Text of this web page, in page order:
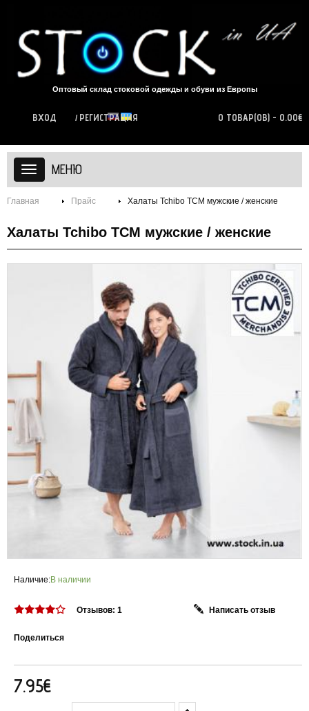
Оптовый склад стоковой одежды и обуви из Европы
0 ТОВАР(ОВ) - 0.00€
ВХОД РЕГИСТРАЦИЯ
МЕНЮ
Главная Прайс Халаты Tchibo TCM мужские / женские
Халаты Tchibo TCM мужские / женские
Наличие:В наличии
Отзывов: 1 Написать отзыв
Поделиться
7.95€